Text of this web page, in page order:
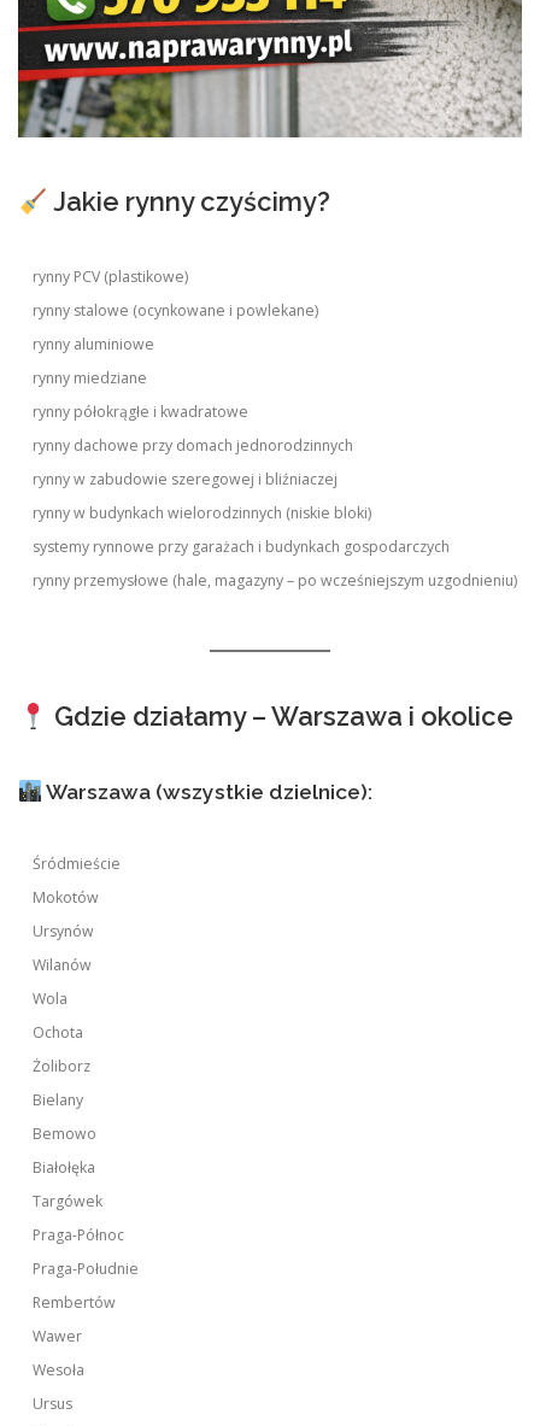
Jakie rynny czyścimy?
rynny PCV (plastikowe)
rynny stalowe (ocynkowane i powlekane)
rynny aluminiowe
rynny miedziane
rynny półokrągłe i kwadratowe
rynny dachowe przy domach jednorodzinnych
rynny w zabudowie szeregowej i bliźniaczej
rynny w budynkach wielorodzinnych (niskie bloki)
systemy rynnowe przy garażach i budynkach gospodarczych
rynny przemysłowe (hale, magazyny – po wcześniejszym uzgodnieniu)
Gdzie działamy – Warszawa i okolice
Warszawa (wszystkie dzielnice):
Śródmieście
Mokotów
Ursynów
Wilanów
Wola
Ochota
Żoliborz
Bielany
Bemowo
Białołęka
Targówek
Praga-Północ
Praga-Południe
Rembertów
Wawer
Wesoła
Ursus